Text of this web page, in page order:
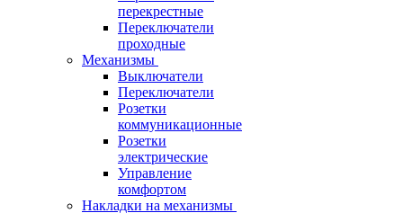
перекрестные
Переключатели
проходные
Механизмы
Выключатели
Переключатели
Розетки
коммуникационные
Розетки
электрические
Управление
комфортом
Накладки на механизмы